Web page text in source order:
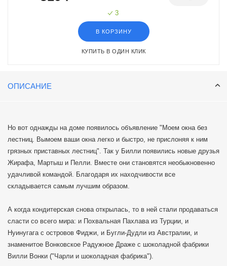
3
В КОРЗИНУ
КУПИТЬ В ОДИН КЛИК
ОПИСАНИЕ
Но вот однажды на доме появилось объявление "Моем окна без
лестниц. Вымоем ваши окна легко и быстро, не прислоняя к ним
грязных приставных лестниц". Так у Билли появились новые друзья
Жирафа, Мартыш и Пелли. Вместе они становятся необыкновенно
удачливой командой. Благодаря их находчивости все
складывается самым лучшим образом.
А когда кондитерская снова открылась, то в ней стали продаваться
сласти со всего мира: и Похвальная Пахлава из Турции, и
Нуинугага с островов Фиджи, и Бугли-Дудли из Австралии, и
знаменитое Вонковское Радужное Драже с шоколадной фабрики
Вилли Вонки ("Чарли и шоколадная фабрика").